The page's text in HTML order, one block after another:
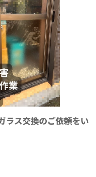
ラス交換のご依頼をい